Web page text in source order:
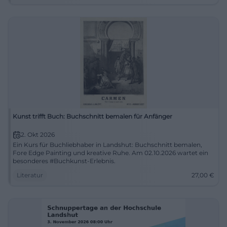
fakten))
Studiengänge, Soziale Arbeit und das Profil der
Fakultäten
Wenn die Suchanfragen Studiengänge und soziale
arbeit dominieren, dann ist das an der Hochschule
Landshut kein Zufall. Die Hochschule weist aktuell
berufsbegleitender Angebote. Das Studienprofil ist
klar geordnet: Technik, Soziale Arbeit und
sie schon bei der ersten Orientierung die passende
Richtung erkennen können. Wer eher analytisch-
Kunst trifft Buch: Buchschnitt bemalen für Anfänger
2. Okt 2026
Ein Kurs für Buchliebhaber in Landshut: Buchschnitt bemalen,
Fore Edge Painting und kreative Ruhe. Am 02.10.2026 wartet ein
besonderes #Buchkunst-Erlebnis.
Literatur
27,00 €